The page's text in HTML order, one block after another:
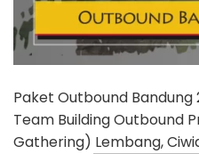
Paket Outbound Bandung
Team Building Outbound
Gathering) Lembang,